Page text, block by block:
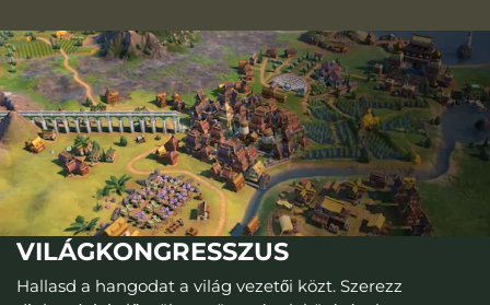
VILÁGKONGRESSZUS
Hallasd a hangodat a világ vezetői közt. Szerezz